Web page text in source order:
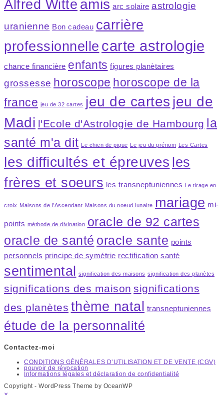
Alfred Witte amis arc solaire astrologie
uranienne Bon cadeau carrière
professionnelle carte astrologie
chance financière enfants figures planètaires
grossesse horoscope horoscope de la
france jeu de 32 cartes jeu de cartes jeu de
Madi l'Ecole d'Astrologie de Hambourg la
santé m'a dit
Le chien de pique Le jeu du prénom Les Cartes
les difficultés et épreuves les
frères et soeurs les transneptuniennes Le tirage en
croix Maisons de l’Ascendant Maisons du noeud lunaire mariage mi-
points méthode de divination oracle de 92 cartes
oracle de santé oracle sante points
personnels principe de symétrie rectification santé
sentimental signification des maisons signification des planètes
significations des maison significations
des planètes thème natal transneptuniennes
étude de la personnalité
Contactez-moi
CONDITIONS GÉNÉRALES D’UTILISATION ET DE VENTE (CGV)
pouvoir de révocation
Informations légales et déclaration de confidentialité
Copyright - WordPress Theme by OceanWP